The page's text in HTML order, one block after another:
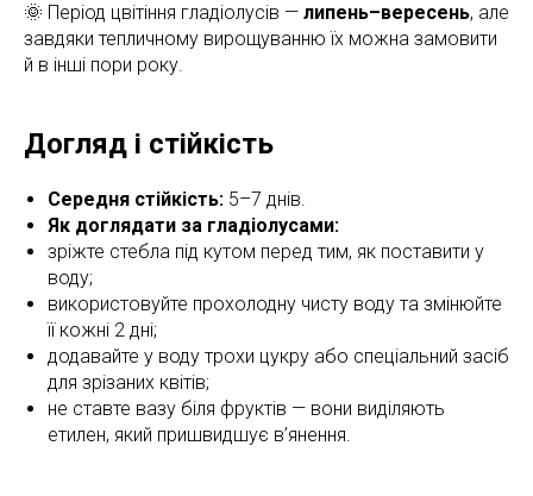
🌞 Період цвітіння гладіолусів — липень–вересень, але
завдяки тепличному вирощуванню їх можна замовити
й в інші пори року.
Догляд і стійкість
Середня стійкість: 5–7 днів.
Як доглядати за гладіолусами:
зріжте стебла під кутом перед тим, як поставити у
воду;
використовуйте прохолодну чисту воду та змінюйте
її кожні 2 дні;
додавайте у воду трохи цукру або спеціальний засіб
для зрізаних квітів;
не ставте вазу біля фруктів — вони виділяють
етилен, який пришвидшує в’янення.